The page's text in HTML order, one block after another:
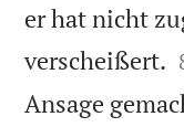
er hat nicht
verscheißert.
Ansage